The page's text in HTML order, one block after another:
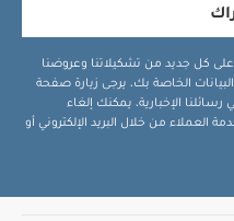
على كل جديد من تشكيلاتنا وعروضنا
الخاصة بك، يرجى زيارة صفحة
الإخبارية، يمكنك إلغاء
من خلال البريد الإلكتروني أو